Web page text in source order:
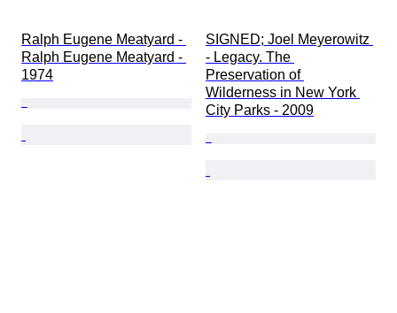
Ralph Eugene Meatyard -
Ralph Eugene Meatyard -
1974
SIGNED; Joel Meyerowitz
- Legacy. The
Preservation of
Wilderness in New York
City Parks - 2009